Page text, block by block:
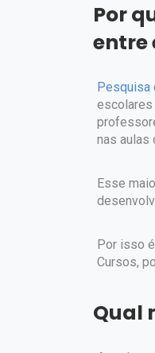
Por
entre
Pesquisa
escolares
nas aulas
Esse
Por isso
Cursos,
Qual